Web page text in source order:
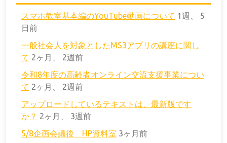
スマホ教室基本編のYouTube動画について 1週、 5
日前
一般社会人を対象としたMS3アプリの講座に関し
て 2ヶ月、 2週前
令和8年度の高齢者オンライン交流支援事業につい
て 2ヶ月、 2週前
アップロードしているテキストは、最新版です
か？ 2ヶ月、 3週前
5/8企画会議後 HP資料室 3ヶ月前